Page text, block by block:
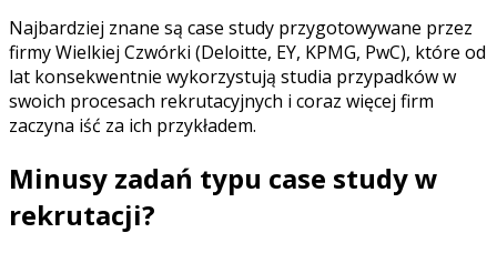
Najbardziej znane są case study przygotowywane przez
firmy Wielkiej Czwórki (Deloitte, EY, KPMG, PwC), które od
lat konsekwentnie wykorzystują studia przypadków w
swoich procesach rekrutacyjnych i coraz więcej firm
zaczyna iść za ich przykładem.
Minusy zadań typu case study w
rekrutacji?